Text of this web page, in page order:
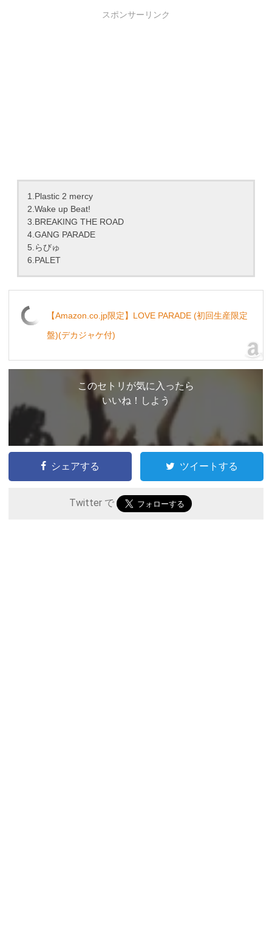
スポンサーリンク
1.Plastic 2 mercy
2.Wake up Beat!
3.BREAKING THE ROAD
4.GANG PARADE
5.らびゅ
6.PALET
【Amazon.co.jp限定】LOVE PARADE (初回生産限定
盤)(デカジャケ付)
このセトリが気に入ったら
いいね！しよう
シェアする ツイートする
Twitter で